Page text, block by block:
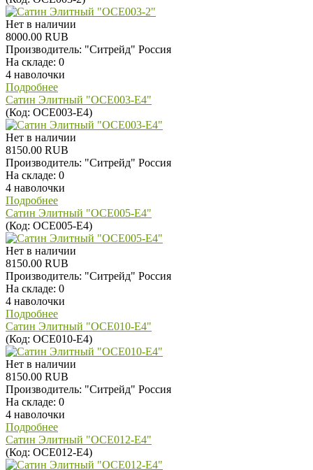
Нет в наличии
8000.00 RUB
Производитель: "Ситрейд" Россия
На складе: 0
4 наволочки
Подробнее
Сатин Элитный "OCE003-E4"
(Код: OCE003-E4)
Нет в наличии
8150.00 RUB
Производитель: "Ситрейд" Россия
На складе: 0
4 наволочки
Подробнее
Сатин Элитный "OCE005-E4"
(Код: OCE005-E4)
Нет в наличии
8150.00 RUB
Производитель: "Ситрейд" Россия
На складе: 0
4 наволочки
Подробнее
Сатин Элитный "OCE010-E4"
(Код: OCE010-E4)
Нет в наличии
8150.00 RUB
Производитель: "Ситрейд" Россия
На складе: 0
4 наволочки
Подробнее
Сатин Элитный "OCE012-E4"
(Код: OCE012-E4)